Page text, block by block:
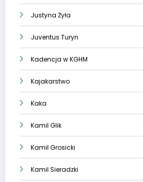
Justyna Żyła
Juventus Turyn
Kadencja w KGHM
Kajakarstwo
Kaka
Kamil Glik
Kamil Grosicki
Kamil Sieradzki